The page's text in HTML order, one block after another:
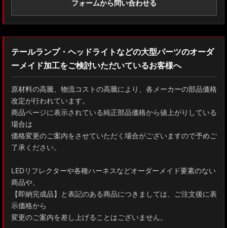
GXPA16 MXPA12 GRヤリス
MXPH10/MXPA10/MXBA10/KSP210 ヤリス
MXPJ10/15 MXPB10/15 ヤリスクロス
ZYX10 NGX50 C-HR
AAHH40W/AAHH45W/TAHA40W ヴェルファイア
AAHH40W/AAHH45W/AGH40W アルファード
AYH30/GGH30/35/AGH30/35 ヴェルファイア
AYH30/GGH30/35/AGH30/35 アルファード
フォームから問い合わせる
テールランプ・ヘッドライトなどの大型パーツのオーダ
ーメイド加工をご検討いただいているお客様へ
原材料の高騰、物流コストの高騰により、各メーカーの部品価格
改定が行われています。
商品ページに表示されている純正部品価格から値上がりしている
場合は
価格変更のご案内をさせていただく場合がございますので予めご
了承ください。
LEDリフレクターや各種ハーネスなどオーダーメイド要素のない
商品や、
【即納完成品】と表記のある商品につきましては、ご注文後に表
示価格から
変更のご案内を差し上げることはございません。